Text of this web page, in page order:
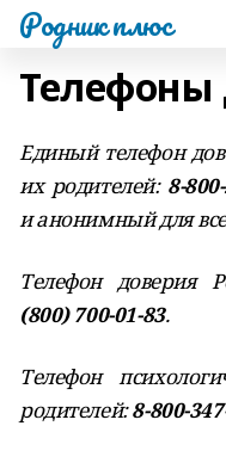
Родник плюс
Телефоны
Единый телефон
их родителей: 8-
и анонимный для
Телефон доверия
(800) 700-01-83.
Телефон
родителей:8-800-